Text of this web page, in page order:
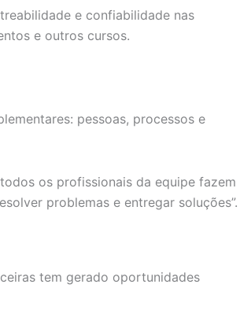
e confiabilidade nas
e outros cursos.
pessoas, processos e
os profissionais da equipe fazem
problemas e entregar soluções”.
tem gerado oportunidades